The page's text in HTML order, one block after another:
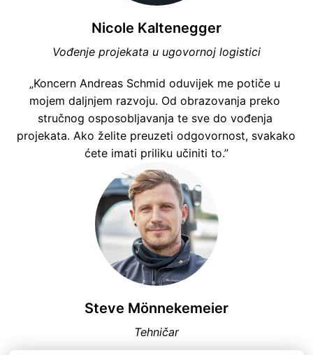
Nicole Kaltenegger
Vođenje projekata u ugovornoj logistici
„Koncern Andreas Schmid oduvijek me potiče u
mojem daljnjem razvoju. Od obrazovanja preko
stručnog osposobljavanja te sve do vođenja
projekata. Ako želite preuzeti odgovornost, svakako
ćete imati priliku učiniti to.”
Steve Mönnekemeier
Tehničar